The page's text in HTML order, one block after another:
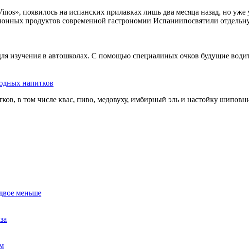
появилось на испанских прилавках лишь два месяца назад, но
продуктов современной гастрономии Испаниипосвятили
изучения в автошколах. С помощью специалиных очков будущие
напитков
в том числе квас, пиво, медовуху, имбирный эль и настойку
меньше